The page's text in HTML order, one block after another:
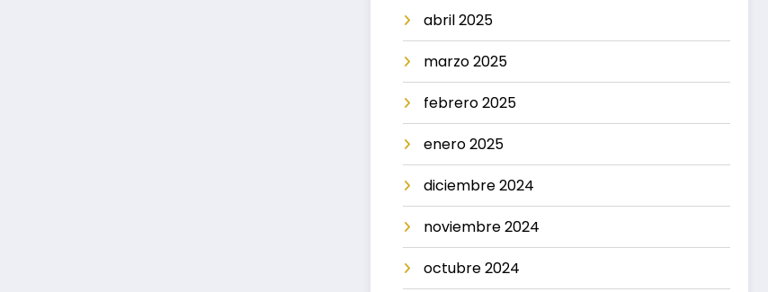
abril 2025
marzo 2025
febrero 2025
enero 2025
diciembre 2024
noviembre 2024
octubre 2024